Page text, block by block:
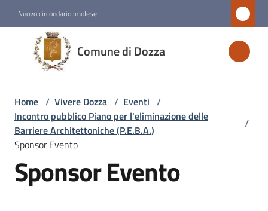
Nuovo circondario imolese
Comune di Dozza
Comune
di
Dozza
Amministrazione
Novità
Home / Vivere Dozza / Eventi /
Incontro pubblico Piano per l'eliminazione delle
Barriere Architettoniche (P.E.B.A.)
/
Sponsor Evento
Sponsor Evento